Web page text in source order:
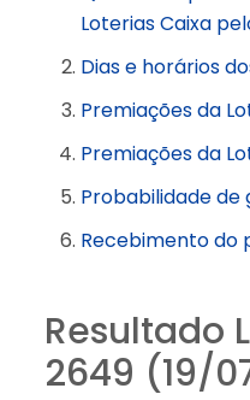
Loterias Caixa
Dias e horários
Premiações da
Premiações da
Probabilidade de
Recebimento do
Resultado
2649 (19/